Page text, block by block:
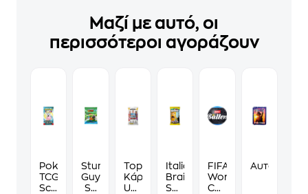
Μαζί με αυτό, οι
περισσότεροι αγοράζουν
Pokémon
TCG:
Scarlet
Stumble
Guys
S2
Topps
Κάρτες
UCC
Italian
Brainrot
Skifidol
FIFA
World
Cup™